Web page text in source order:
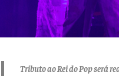
Tributo ao Rei do Pop será